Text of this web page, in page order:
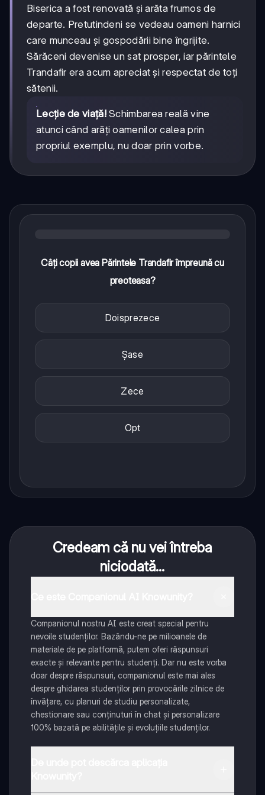
Biserica a fost renovată și arăta frumos de
departe. Pretutindeni se vedeau oameni harnici
care munceau și gospodării bine îngrijite.
Sărăceni devenise un sat prosper, iar părintele
Trandafir era acum apreciat și respectat de toți
sătenii.
Lecție de viață!Schimbarea reală vine
atunci când arăți oamenilor calea prin
propriul exemplu, nu doar prin vorbe.
Câți copii avea Părintele Trandafir împreună cu
preoteasa?
Doisprezece
Șase
Zece
Opt
Credeam că nu vei întreba
niciodată...
Companionul nostru AI este creat special pentru
nevoile studenților. Bazându-ne pe milioanele de
materiale de pe platformă, putem oferi răspunsuri
exacte și relevante pentru studenți. Dar nu este vorba
doar despre răspunsuri, companionul este mai ales
despre ghidarea studenților prin provocările zilnice de
învățare, cu planuri de studiu personalizate,
chestionare sau conținuturi în chat și personalizare
100% bazată pe abilitățile și evoluțiile studenților.